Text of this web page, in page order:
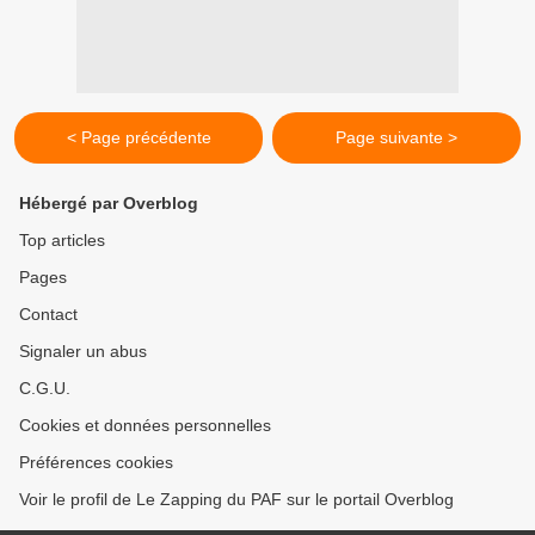
< Page précédente Page suivante >
Hébergé par Overblog
Top articles
Pages
Contact
Signaler un abus
C.G.U.
Cookies et données personnelles
Préférences cookies
Voir le profil de Le Zapping du PAF sur le portail Overblog